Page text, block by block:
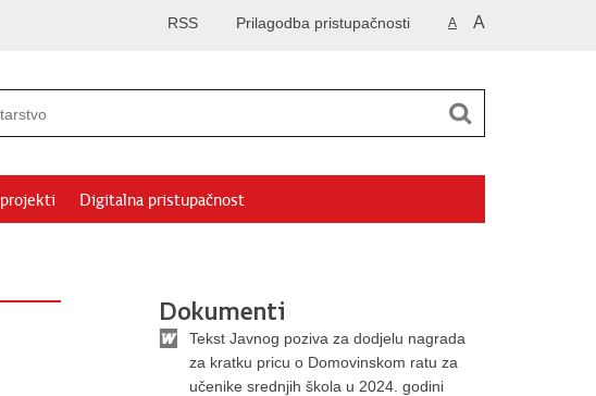
A A
Prilagodba pristupačnosti
RSS
Digitalna pristupačnost
Dokumenti
Tekst Javnog poziva za dodjelu nagrada
za kratku pricu o Domovinskom ratu za
učenike srednjih škola u 2024. godini